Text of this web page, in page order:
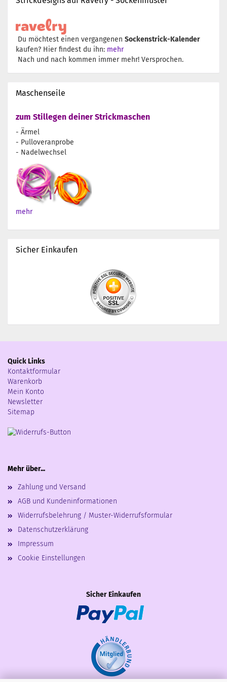
Du möchtest einen vergangenen Sockenstrick-Kalender
kaufen? Hier findest du ihn: mehr
Nach und nach kommen immer mehr! Versprochen.
Maschenseile
zum Stillegen deiner Strickmaschen
- Ärmel
- Pulloveranprobe
- Nadelwechsel
mehr
Sicher Einkaufen
Quick Links
Kontaktformular
Warenkorb
Mein Konto
Newsletter
Sitemap
Mehr über...
Zahlung und Versand
AGB und Kundeninformationen
Widerrufsbelehrung / Muster-Widerrufsformular
Datenschutzerklärung
Impressum
Cookie Einstellungen
Sicher Einkaufen